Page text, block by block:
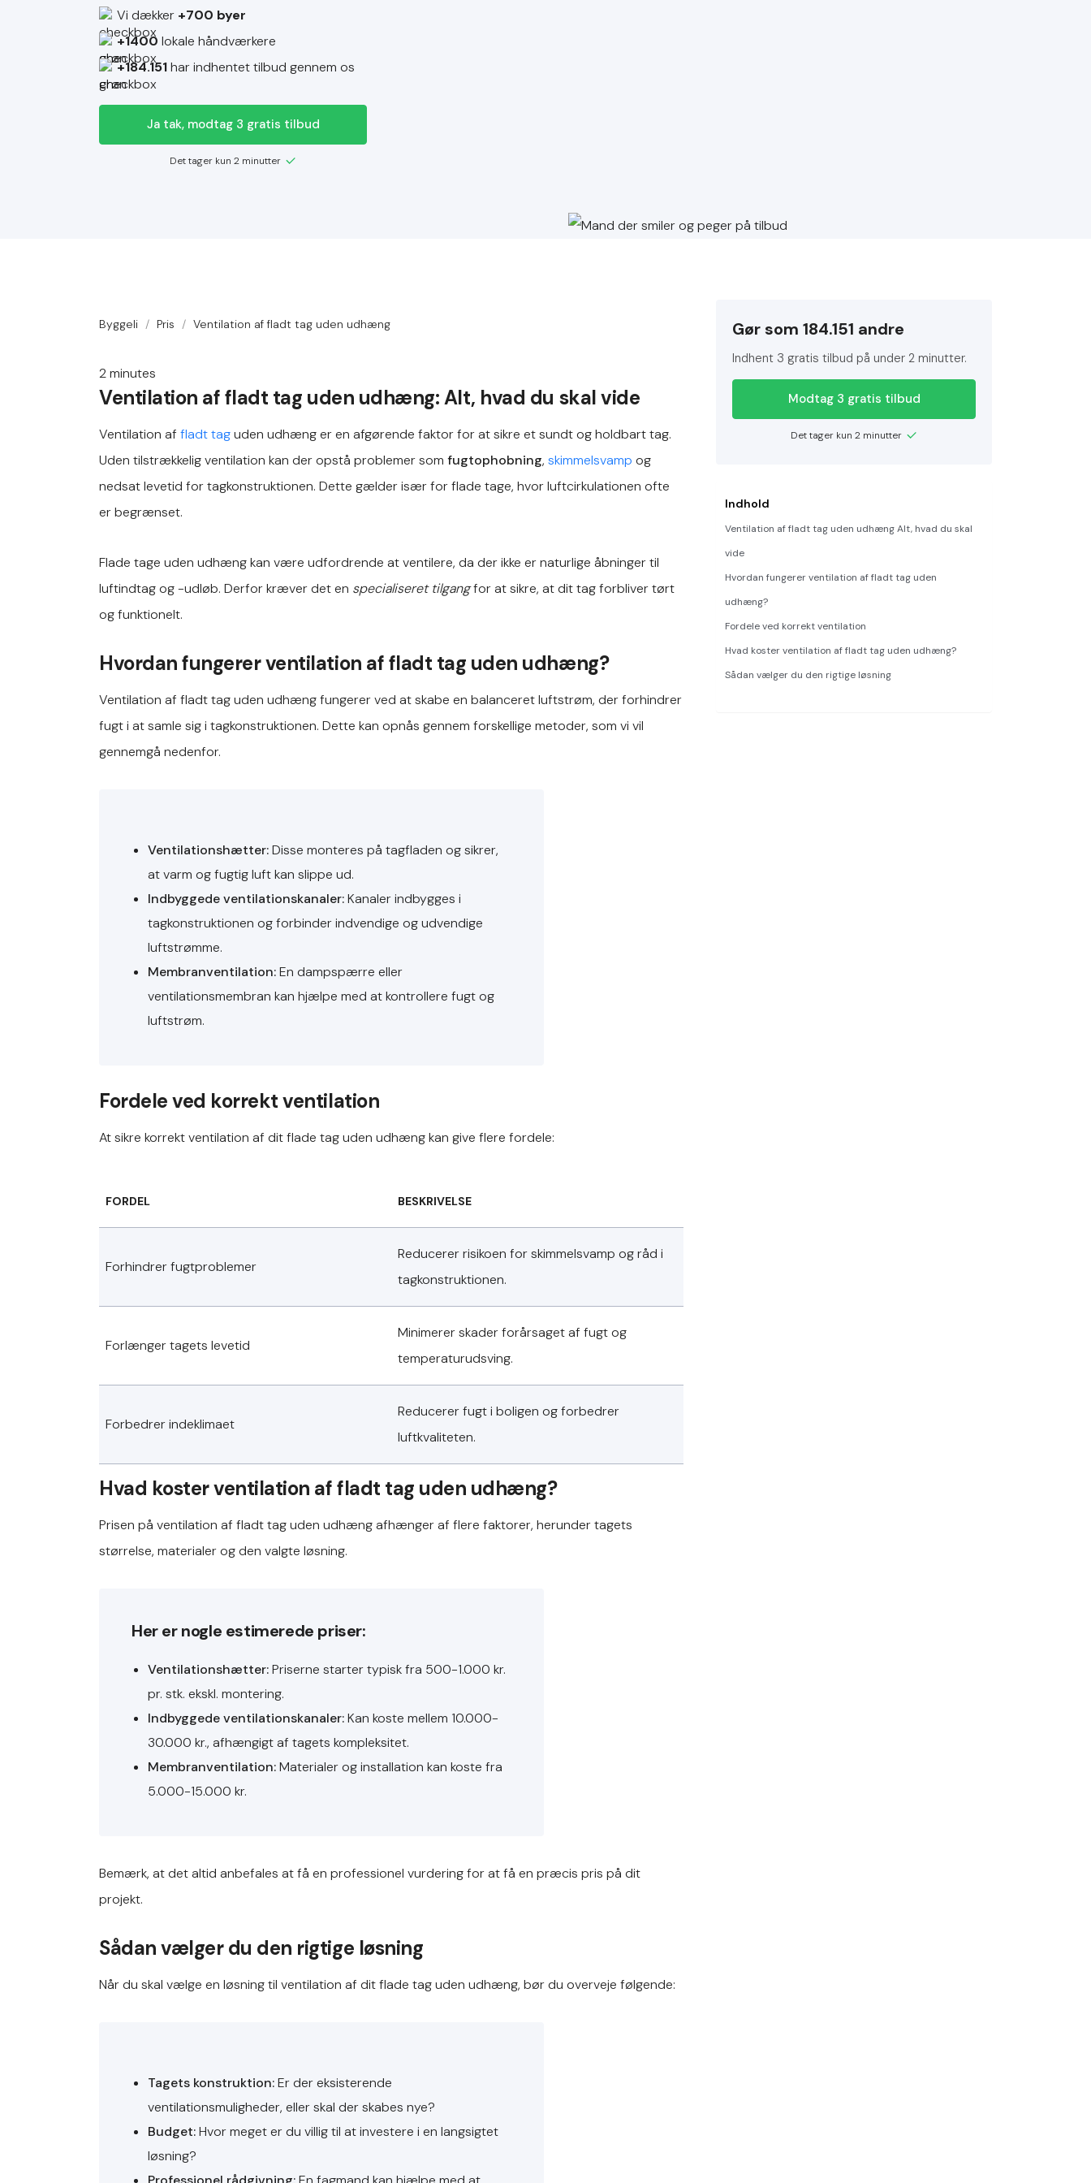
Vi dækker +700 byer
+1400 lokale håndværkere
+184.151har indhentet tilbud gennem os
Ja tak, modtag 3 gratis tilbud
Det tager kun 2 minutter
Byggeli / Pris / Ventilation af fladt tag uden udhæng
2minutes
Ventilation af fladt tag uden udhæng: Alt, hvad du skal vide
Ventilation af fladt taguden udhæng er en afgørende faktor for at sikre et sundt og holdbart tag.
Uden tilstrækkelig ventilation kan der opstå problemer som fugtophobning, skimmelsvamp og
nedsat levetid for tagkonstruktionen. Dette gælder især for flade tage, hvor luftcirkulationen ofte
er begrænset.
Flade tage uden udhæng kan være udfordrende at ventilere, da der ikke er naturlige åbninger til
luftindtag og -udløb. Derfor kræver det en specialiseret tilgangfor at sikre, at dit tag forbliver tørt
og funktionelt.
Hvordan fungerer ventilation af fladt tag uden udhæng?
Ventilation af fladt tag uden udhæng fungerer ved at skabe en balanceret luftstrøm, der forhindrer
fugt i at samle sig i tagkonstruktionen. Dette kan opnås gennem forskellige metoder, som vi vil
gennemgå nedenfor.
Ventilationshætter:Disse monteres på tagfladen og sikrer,
at varm og fugtig luft kan slippe ud.
Indbyggede ventilationskanaler:Kanaler indbygges i
tagkonstruktionen og forbinder indvendige og udvendige
luftstrømme.
Membranventilation:En dampspærre eller
ventilationsmembran kan hjælpe med at kontrollere fugt og
luftstrøm.
Fordele ved korrekt ventilation
At sikre korrekt ventilation af dit flade tag uden udhæng kan give flere fordele:
FORDEL BESKRIVELSE
Forhindrer fugtproblemer
Reducerer risikoen for skimmelsvamp og råd i
tagkonstruktionen.
Forlænger tagets levetid
Minimerer skader forårsaget af fugt og
temperaturudsving.
Forbedrer indeklimaet
Reducerer fugt i boligen og forbedrer
luftkvaliteten.
Hvad koster ventilation af fladt tag uden udhæng?
Prisen på ventilation af fladt tag uden udhæng afhænger af flere faktorer, herunder tagets
størrelse, materialer og den valgte løsning.
Her er nogle estimerede priser:
Ventilationshætter:Priserne starter typisk fra 500-1.000 kr.
pr. stk. ekskl. montering.
Indbyggede ventilationskanaler:Kan koste mellem 10.000-
30.000 kr., afhængigt af tagets kompleksitet.
Membranventilation:Materialer og installation kan koste fra
5.000-15.000 kr.
Bemærk, at det altid anbefales at få en professionel vurdering for at få en præcis pris på dit
projekt.
Sådan vælger du den rigtige løsning
Når du skal vælge en løsning til ventilation af dit flade tag uden udhæng, bør du overveje følgende:
Tagets konstruktion:Er der eksisterende
ventilationsmuligheder, eller skal der skabes nye?
Budget:Hvor meget er du villig til at investere i en langsigtet
løsning?
Gør som 184.151 andre
Indhent 3 gratis tilbud på under 2 minutter.
Modtag 3 gratis tilbud
Det tager kun 2 minutter
Indhold
Ventilation af fladt tag uden udhæng Alt, hvad du skal
vide
Hvordan fungerer ventilation af fladt tag uden
udhæng?
Fordele ved korrekt ventilation
Hvad koster ventilation af fladt tag uden udhæng?
Sådan vælger du den rigtige løsning